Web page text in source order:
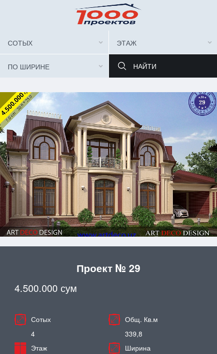
СОТЫХ ЭТАЖ
ПО ШИРИНЕ
Проект № 29
4.500.000 сум
Сотых
4
Общ. Кв.м
339,8
Этаж
Ширина